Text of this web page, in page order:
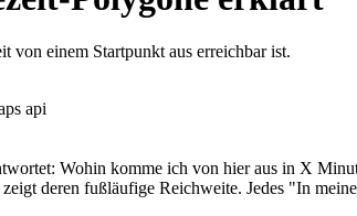
von einem Startpunkt aus erreichbar ist.
api
Wohin komme ich von hier aus in X
deren fußläufige Reichweite. Jedes "In